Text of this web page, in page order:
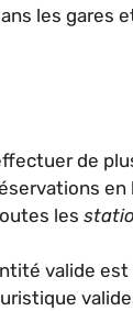
les gares
de
les
valide